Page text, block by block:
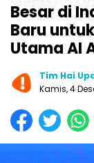
Besar di
Baru
Utama AI
Tim Hai
Kamis, 4